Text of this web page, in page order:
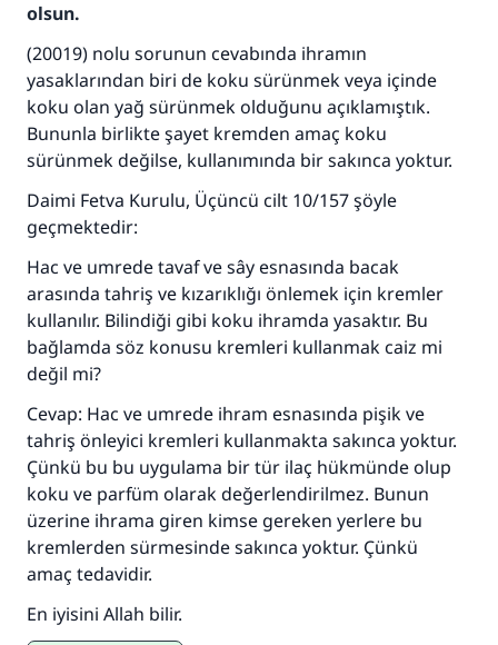
olsun.
(20019) nolu sorunun cevabında ihramın
yasaklarından biri de koku sürünmek veya içinde
koku olan yağ sürünmek olduğunu açıklamıştık.
Bununla birlikte şayet kremden amaç koku
sürünmek değilse, kullanımında bir sakınca yoktur.
Daimi Fetva Kurulu, Üçüncü cilt 10/157 şöyle
geçmektedir:
Hac ve umrede tavaf ve sây esnasında bacak
arasında tahriş ve kızarıklığı önlemek için kremler
kullanılır. Bilindiği gibi koku ihramda yasaktır. Bu
bağlamda söz konusu kremleri kullanmak caiz mi
değil mi?
Cevap: Hac ve umrede ihram esnasında pişik ve
tahriş önleyici kremleri kullanmakta sakınca yoktur.
Çünkü bu bu uygulama bir tür ilaç hükmünde olup
koku ve parfüm olarak değerlendirilmez. Bunun
üzerine ihrama giren kimse gereken yerlere bu
kremlerden sürmesinde sakınca yoktur. Çünkü
amaç tedavidir.
En iyisini Allah bilir.
110845 Nolu Cevap, bir evliliği
kurtardı.
Ümmete cevapları ulaştırmak için bizi destekle
Rasulullah ﷺ şöyle dedi:
Her kim bir hayra yol gösterirse , hayrı yapan
kişinin sevabı kadar ona sevap yazılır.
(MUSLIM 1893)